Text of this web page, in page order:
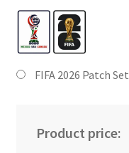
FIFA 2026 Patch Set
Product price: